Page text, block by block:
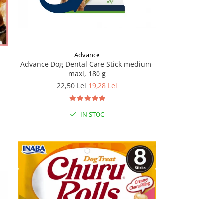
Advance
Advance Dog Dental Care Stick medium-
maxi, 180 g
22,50 Lei19,28 Lei
IN STOC